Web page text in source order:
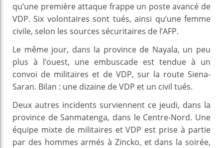
qu’une première attaque frappe un poste avancé de
VDP. Six volontaires sont tués, ainsi qu’une femme
civile, selon les sources sécuritaires de l’AFP.
Le même jour, dans la province de Nayala, un peu
plus à l’ouest, une embuscade est tendue à un
convoi de militaires et de VDP, sur la route Siena-
Saran. Bilan : une dizaine de VDP et un civil tués.
Deux autres incidents surviennent ce jeudi, dans la
province de Sanmatenga, dans le Centre-Nord. Une
équipe mixte de militaires et VDP est prise à partie
par des hommes armés à Zincko, et dans la soirée,